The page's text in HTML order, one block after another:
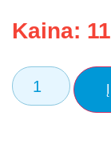
Kaina: